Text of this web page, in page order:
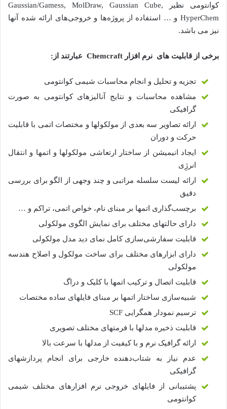
کوانتومی نظیر Gaussian/Gamess, MolDraw, Gaussian Cube,
HyperChem و … استفاده از پروژه‌ها و خروجی‌های ارائه شده آنها
نیز می باشد.
برخی از قابلیت های نرم افزار Chemcraft عبارتند از:
تجزیه و تحلیل و انجام محاسبات شیمی کوانتومی
مشاهده محاسبات و نتایج آنالیزهای کوانتومی به صورت
گرافیکی
ارائه تصاویر سه بعدی از مولکولها و مختصات اتمی با قابلیت
حرکت و دوران
ایجاد انیمیشن از ساختار ارتعاشی مولکولها و اتمها و انتقال
انرژِی
ارائه لیست سلسله مراتبی و چند وجهی از الگو برای بررسی
دقیق
برچسب‌گذاری اتمها بر مبنای نام، خواص اتمی، تراکم و …
دارای حالتهای مختلف برای نمایش الگوی مولکولی
قابلیت سفارشی‌سازی کامل نمای دید مدل مولکولی
دارای ابزارهای مختلف برای ساخت مولکول و اصلاح هندسه
مولکولی
قابلیت اتصال و ترکیب اتمها با کلیک و دراگ
شبیه‌سازی ساختار اتمها بر مبنای فایلهای ساده مختصات
ترسیم نمودار همگرایی SCF
قابلیت ذخیره مدلها با فرمتهای مختلف تصویری
ارائه گرافیک نرم و با کیفیت از مدلها با سرعت بالا
عدم نیاز به شتاب‌دهنده خارجی برای انجام پردازشهای
گرافیکی
پشتیبانی از فایلهای خروجی نرم افزارهای مختلف شیمی
کوانتومی